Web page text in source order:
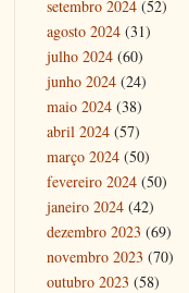
setembro 2024 (52)
agosto 2024 (31)
julho 2024 (60)
junho 2024 (24)
maio 2024 (38)
abril 2024 (57)
março 2024 (50)
fevereiro 2024 (50)
janeiro 2024 (42)
dezembro 2023 (69)
novembro 2023 (70)
outubro 2023 (58)